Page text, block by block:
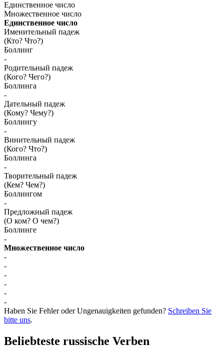
Единственное число
Множественное число
Единственное число
Именительный падеж
(Кто? Что?)
Боллинг
-
Родительный падеж
(Кого? Чего?)
Боллинга
-
Дательный падеж
(Кому? Чему?)
Боллингу
-
Винительный падеж
(Кого? Что?)
Боллинга
-
Творительный падеж
(Кем? Чем?)
Боллингом
-
Предложный падеж
(О ком? О чем?)
Боллинге
-
Множественное число
-
-
-
-
-
-
Haben Sie Fehler oder Ungenauigkeiten gefunden? Schreiben Sie
bitte uns.
Beliebteste russische Verben